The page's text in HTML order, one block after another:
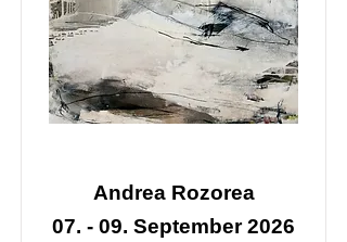
Andrea Rozorea
07. - 09. September 2026